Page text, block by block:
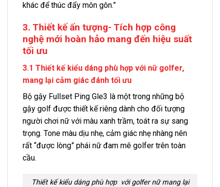
khác để thúc đẩy môn gôn.”
3. Thiết kế ấn tượng- Tích hợp công
nghệ mới hoàn hảo mang đến hiệu suất
tối ưu
3.1 Thiết kế kiểu dáng phù hợp với nữ golfer,
mang lại cảm giác đánh tối ưu
Bộ gậy Fullset Ping Gle3 là một trong những bộ
gậy golf được thiết kế riêng dành cho đối tượng
người chơi nữ với màu xanh trầm, toát ra sự sang
trọng. Tone màu dịu nhẹ, cảm giác nhẹ nhàng nên
rất “được lòng” phái nữ đam mê golfer trên toàn
cầu.
Thiết kế kiểu dáng phù hợp với golfer nữ mang lại